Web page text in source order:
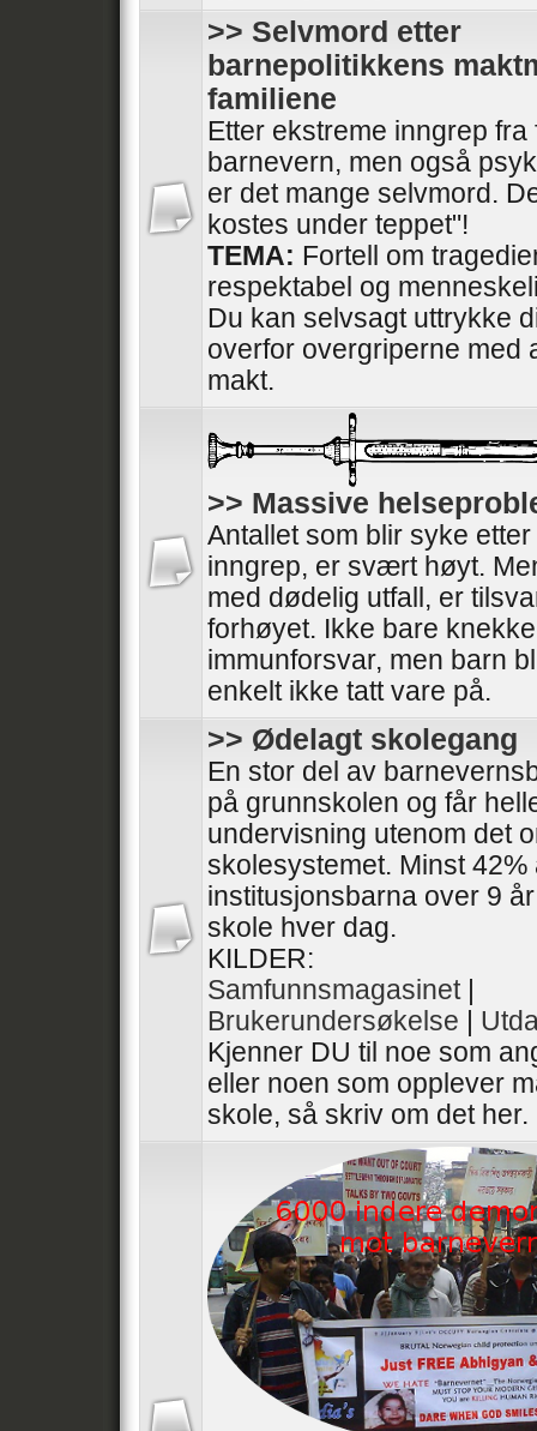
>> Selvmord etter
barnepolitikkens
familiene
Etter ekstreme inngrep fra
barnevern, men også
er det mange selvmord.
kostes under teppet"!
TEMA: Fortell om
respektabel og
Du kan selvsagt uttrykke
overfor overgriperne med
makt.
>> Massive
Antallet som blir syke
inngrep, er svært høyt.
med dødelig utfall, er
forhøyet. Ikke bare
immunforsvar, men barn
enkelt ikke tatt vare på.
>> Ødelagt skolegang
En stor del av
på grunnskolen og får
undervisning utenom det
skolesystemet. Minst 42%
institusjonsbarna over 9
skole hver dag.
KILDER:
Samfunnsmagasinet|
Brukerundersøkelse
Kjenner DU til noe som
eller noen som opplever
skole, så skriv om det her.